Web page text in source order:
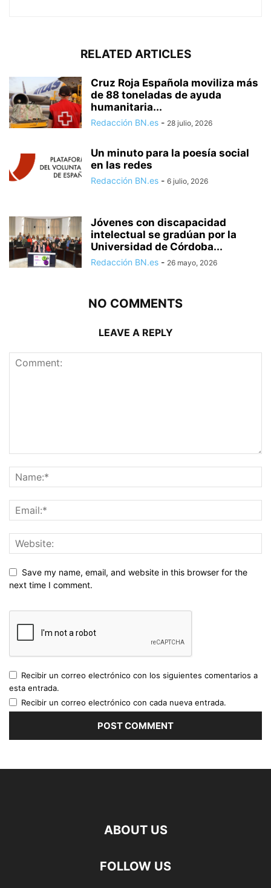
RELATED ARTICLES
Cruz Roja Española moviliza más
de 88 toneladas de ayuda
humanitaria...
Redacción BN.es - 28 julio, 2026
Un minuto para la poesía social
en las redes
Redacción BN.es - 6 julio, 2026
Jóvenes con discapacidad
intelectual se gradúan por la
Universidad de Córdoba...
Redacción BN.es - 26 mayo, 2026
NO COMMENTS
LEAVE A REPLY
Save my name, email, and website in this browser for the
next time I comment.
Recibir un correo electrónico con los siguientes comentarios a
esta entrada.
Recibir un correo electrónico con cada nueva entrada.
ABOUT US
FOLLOW US